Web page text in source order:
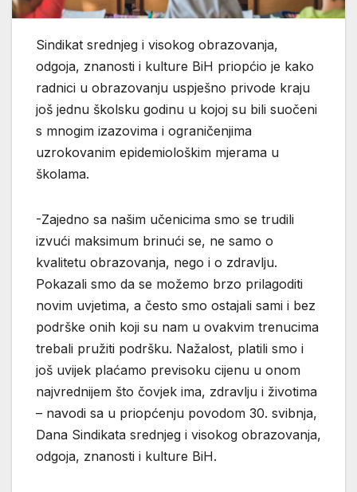
Sindikat srednjeg i visokog obrazovanja,
odgoja, znanosti i kulture BiH priopćio je kako
radnici u obrazovanju uspješno privode kraju
još jednu školsku godinu u kojoj su bili suočeni
s mnogim izazovima i ograničenjima
uzrokovanim epidemiološkim mjerama u
školama.
-Zajedno sa našim učenicima smo se trudili
izvući maksimum brinući se, ne samo o
kvalitetu obrazovanja, nego i o zdravlju.
Pokazali smo da se možemo brzo prilagoditi
novim uvjetima, a često smo ostajali sami i bez
podrške onih koji su nam u ovakvim trenucima
trebali pružiti podršku. Nažalost, platili smo i
još uvijek plaćamo previsoku cijenu u onom
najvrednijem što čovjek ima, zdravlju i životima
– navodi sa u priopćenju povodom 30. svibnja,
Dana Sindikata srednjeg i visokog obrazovanja,
odgoja, znanosti i kulture BiH.